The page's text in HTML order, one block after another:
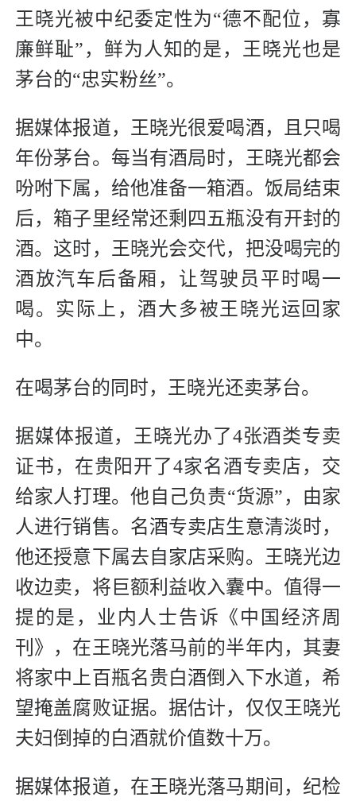
王晓光被中纪委定性为“德不配位，寡
廉鲜耻”，鲜为人知的是，王晓光也是
茅台的“忠实粉丝”。
据媒体报道，王晓光很爱喝酒，且只喝
年份茅台。每当有酒局时，王晓光都会
吩咐下属，给他准备一箱酒。饭局结束
后，箱子里经常还剩四五瓶没有开封的
酒。这时，王晓光会交代，把没喝完的
酒放汽车后备厢，让驾驶员平时喝一
喝。实际上，酒大多被王晓光运回家
中。
在喝茅台的同时，王晓光还卖茅台。
据媒体报道，王晓光办了4张酒类专卖
证书，在贵阳开了4家名酒专卖店，交
给家人打理。他自己负责“货源”，由家
人进行销售。名酒专卖店生意清淡时，
他还授意下属去自家店采购。王晓光边
收边卖，将巨额利益收入囊中。值得一
提的是，业内人士告诉《中国经济周
刊》，在王晓光落马前的半年内，其妻
将家中上百瓶名贵白酒倒入下水道，希
望掩盖腐败证据。据估计，仅仅王晓光
夫妇倒掉的白酒就价值数十万。
据媒体报道，在王晓光落马期间，纪检